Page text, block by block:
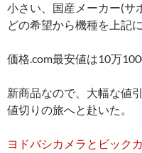
小さい、国産メーカー(サ
どの希望から機種を上記に
価格.com最安値は10万
新商品なので、大幅な値
値切りの旅へと赴いた。
ヨドバシカメラとビック